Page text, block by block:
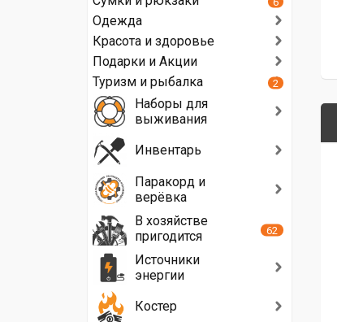
Одежда
Красота и здоровье
Подарки и Акции
Туризм и рыбалка
2
Наборы для
выживания
Инвентарь
Паракорд и
верёвка
В хозяйстве
пригодится
62
Источники
энергии
Костер